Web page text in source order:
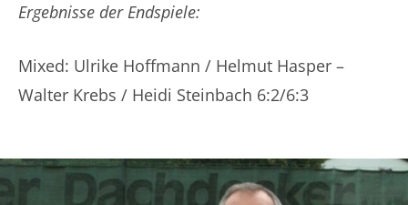
Ergebnisse der Endspiele:
Mixed: Ulrike Hoffmann / Helmut Hasper –
Walter Krebs / Heidi Steinbach 6:2/6:3